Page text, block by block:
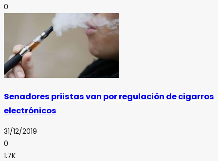
0
Senadores priistas van por regulación de cigarros
electrónicos
31/12/2019
0
1.7K